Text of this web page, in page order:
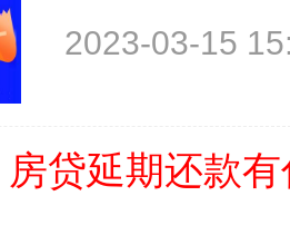
2023-03-15
房贷延期还款